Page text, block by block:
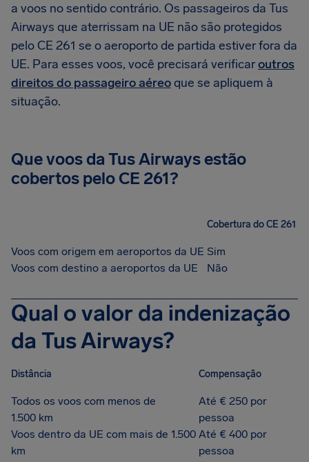
a voos no sentido contrário. Os passageiros da Tus
Airways que aterrissam na UE não são protegidos
pelo CE 261 se o aeroporto de partida estiver fora da
UE. Para esses voos, você precisará verificaroutros
direitos do passageiro aéreoque se apliquem à
situação.
Que voos da Tus Airways estão
cobertos pelo CE 261?
Cobertura do CE 261
Voos com origem em aeroportos da UE Sim
Voos com destino a aeroportos da UE
Não
Qual o valor da indenização
da Tus Airways?
Distância Compensação
Todos os voos com menos de
1.500 km
Até € 250 por
pessoa
Voos dentro da UE com mais de 1.500
km
Até € 400 por
pessoa